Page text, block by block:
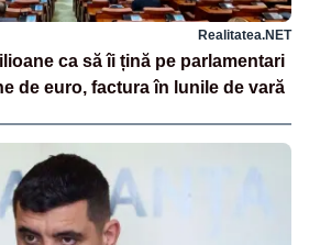
Realitatea.NET
ca să îi țină pe parlamentari
de euro, factura în lunile de vară